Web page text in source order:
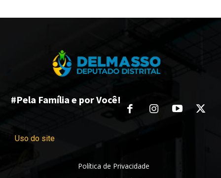
#Pela Família e por Você!
Uso do site
Política de Privacidade